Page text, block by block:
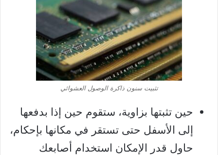
تثبيت سنون ذاكرة الوصول العشوائي
حين تثبتها بزاوية، ستقوم حين إذا بدفعها
إلى الأسفل حتى تستقر في مكانها بإحكام،
حاول قدر الإمكان استخدام أصابعك